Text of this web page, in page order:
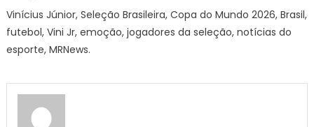
Vinícius Júnior, Seleção Brasileira, Copa do Mundo 2026, Brasil,
futebol, Vini Jr, emoção, jogadores da seleção, notícias do
esporte, MRNews.